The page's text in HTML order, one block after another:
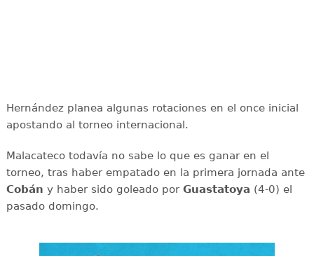
Hernández planea algunas rotaciones en el once inicial
apostando al torneo internacional.
Malacateco todavía no sabe lo que es ganar en el
torneo, tras haber empatado en la primera jornada ante
Cobán y haber sido goleado por Guastatoya (4-0) el
pasado domingo.